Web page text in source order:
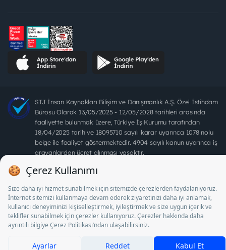
STJ İnsan Kaynakları Bilişim ve Danışmanlık A.Ş. Özel İstihdam
Bürosu Olarak 13/05/2025 - 12/05/2028 tarihleri arasında
faaliyette bulunmak üzere, Türkiye İş Kurumu tarafından
18/04/2025 tarih ve 18095710 sayılı karar uyarınca 1078 nolu
belge ile faaliyet göstermektedir. 4904 sayılı kanun uyarınca iş
arayanlardan ücret alınması yasaktır.